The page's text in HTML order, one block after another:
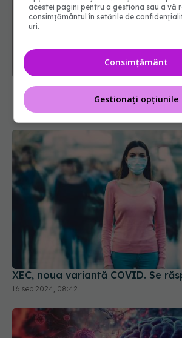
FDA amână o decizie cheie
COVID-19
07 apr 2025, 14:45
XEC, noua variantă COVID. Se
16 sep 2024, 08:42
acestei pagini pentru a gestiona sau a vă
consimțământul în setările de
uri.
Consimțământ
Gestionați opțiunile